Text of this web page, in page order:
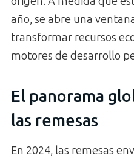
año, se abre una
transformar recursos
motores de desarrollo
El panorama
las remesas
En 2024, las remesas